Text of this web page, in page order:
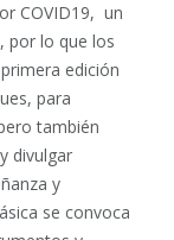
COVID19, un
por lo que los
edición
para
también
divulgar
y
se convoca